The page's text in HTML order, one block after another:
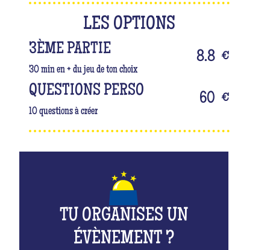
LES OPTIONS
3ÈME PARTIE
30 min en + du jeu de ton choix
8.8 €
QUESTIONS PERSO
10 questions à créer
60 €
TU ORGANISES UN
ÉVÈNEMENT ?